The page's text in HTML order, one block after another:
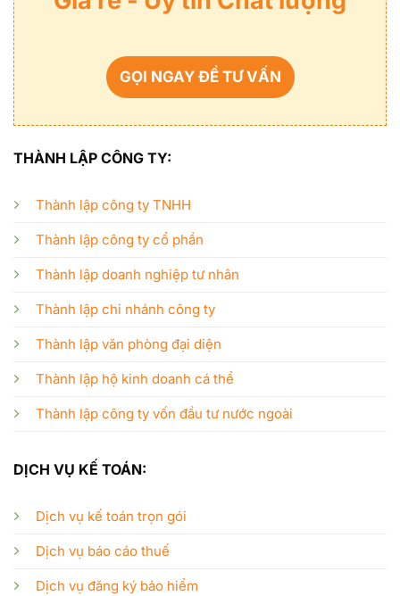
GỌI NGAY ĐỂ TƯ VẤN
THÀNH LẬP CÔNG TY:
Thành lập công ty TNHH
Thành lập công ty cổ phần
Thành lập doanh nghiệp tư nhân
Thành lập chi nhánh công ty
Thành lập văn phòng đại diện
Thành lập hộ kinh doanh cá thể
Thành lập công ty vốn đầu tư nước ngoài
DỊCH VỤ KẾ TOÁN:
Dịch vụ kế toán trọn gói
Dịch vụ báo cáo thuế
Dịch vụ đăng ký bảo hiểm